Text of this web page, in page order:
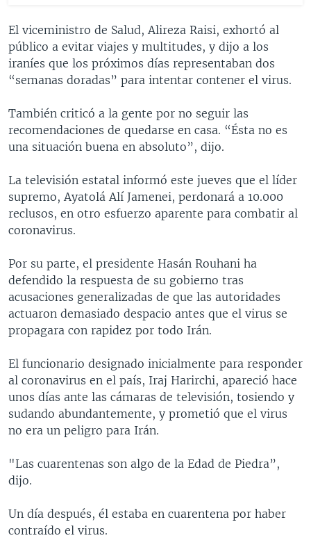
El viceministro de Salud, Alireza Raisi, exhortó al
público a evitar viajes y multitudes, y dijo a los
iraníes que los próximos días representaban dos
“semanas doradas” para intentar contener el virus.
También criticó a la gente por no seguir las
recomendaciones de quedarse en casa. “Ésta no es
una situación buena en absoluto”, dijo.
La televisión estatal informó este jueves que el líder
supremo, Ayatolá Alí Jamenei, perdonará a 10.000
reclusos, en otro esfuerzo aparente para combatir al
coronavirus.
Por su parte, el presidente Hasán Rouhani ha
defendido la respuesta de su gobierno tras
acusaciones generalizadas de que las autoridades
actuaron demasiado despacio antes que el virus se
propagara con rapidez por todo Irán.
El funcionario designado inicialmente para responder
al coronavirus en el país, Iraj Harirchi, apareció hace
unos días ante las cámaras de televisión, tosiendo y
sudando abundantemente, y prometió que el virus
no era un peligro para Irán.
"Las cuarentenas son algo de la Edad de Piedra”,
dijo.
Un día después, él estaba en cuarentena por haber
contraído el virus.